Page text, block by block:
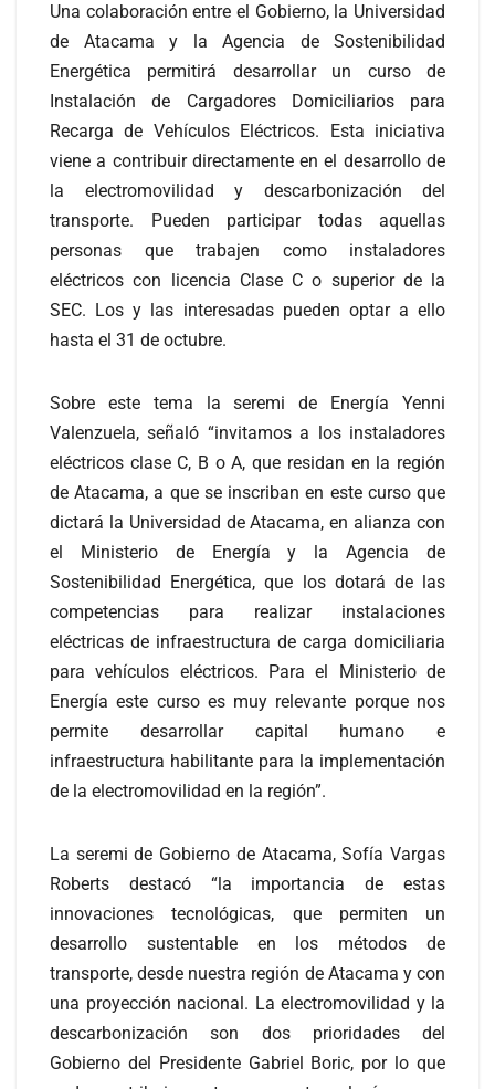
Una colaboración entre el Gobierno, la Universidad
de Atacama y la Agencia de Sostenibilidad
Energética permitirá desarrollar un curso de
Instalación de Cargadores Domiciliarios para
Recarga de Vehículos Eléctricos. Esta iniciativa
viene a contribuir directamente en el desarrollo de
la electromovilidad y descarbonización del
transporte. Pueden participar todas aquellas
personas que trabajen como instaladores
eléctricos con licencia Clase C o superior de la
SEC. Los y las interesadas pueden optar a ello
hasta el 31 de octubre.
Sobre este tema la seremi de Energía Yenni
Valenzuela, señaló “invitamos a los instaladores
eléctricos clase C, B o A, que residan en la región
de Atacama, a que se inscriban en este curso que
dictará la Universidad de Atacama, en alianza con
el Ministerio de Energía y la Agencia de
Sostenibilidad Energética, que los dotará de las
competencias para realizar instalaciones
eléctricas de infraestructura de carga domiciliaria
para vehículos eléctricos. Para el Ministerio de
Energía este curso es muy relevante porque nos
permite desarrollar capital humano e
infraestructura habilitante para la implementación
de la electromovilidad en la región”.
La seremi de Gobierno de Atacama, Sofía Vargas
Roberts destacó “la importancia de estas
innovaciones tecnológicas, que permiten un
desarrollo sustentable en los métodos de
transporte, desde nuestra región de Atacama y con
una proyección nacional. La electromovilidad y la
descarbonización son dos prioridades del
Gobierno del Presidente Gabriel Boric, por lo que